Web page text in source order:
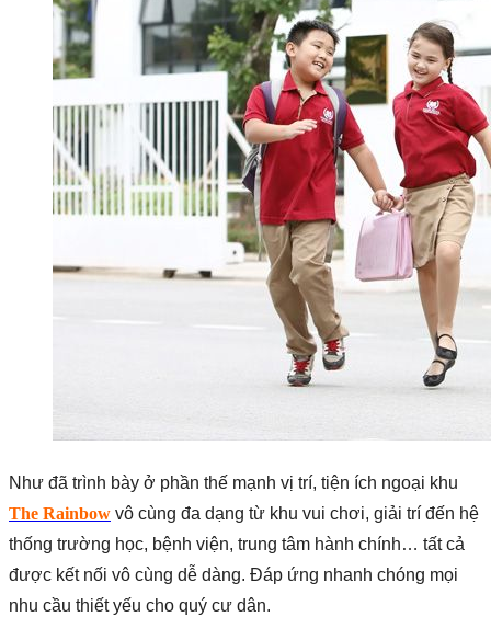
Như đã trình bày ở phần thế mạnh vị trí, tiện ích ngoại khu
The Rainbow vô cùng đa dạng từ khu vui chơi, giải trí đến hệ
thống trường học, bệnh viện, trung tâm hành chính… tất cả
được kết nối vô cùng dễ dàng. Đáp ứng nhanh chóng mọi
nhu cầu thiết yếu cho quý cư dân.